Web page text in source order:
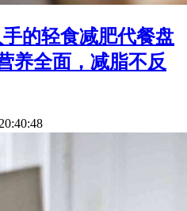
的轻食减肥代餐盘
养全面，减脂不反